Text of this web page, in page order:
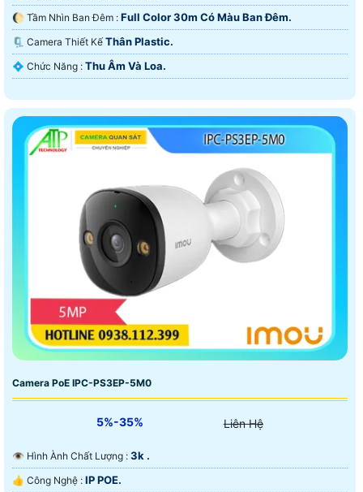
🌔 Tầm Nhìn Ban Đêm : Full Color 30m Có Màu Ban Ðêm.
🗜️ Camera Thiết Kế Thân Plastic.
️💠 Chức Năng : Thu Âm Và Loa.
Camera PoE IPC-PS3EP-5M0
5%-35% Liên Hệ
👁 Hình Ành Chất Lượng : 3k .
👍 Công Nghệ : IP POE.